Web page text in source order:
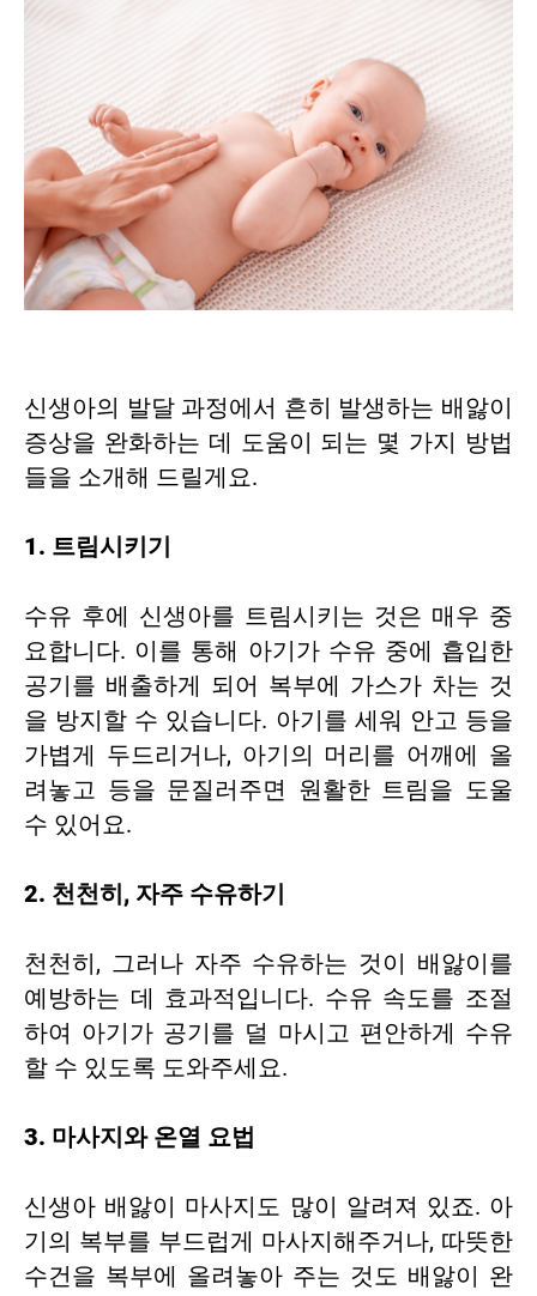
신생아의 발달 과정에서 흔히 발생하는 배앓이
증상을 완화하는 데 도움이 되는 몇 가지 방법
들을 소개해 드릴게요.
1. 트림시키기
수유 후에 신생아를 트림시키는 것은 매우 중
요합니다. 이를 통해 아기가 수유 중에 흡입한
공기를 배출하게 되어 복부에 가스가 차는 것
을 방지할 수 있습니다. 아기를 세워 안고 등을
가볍게 두드리거나, 아기의 머리를 어깨에 올
려놓고 등을 문질러주면 원활한 트림을 도울
수 있어요.
2. 천천히, 자주 수유하기
천천히, 그러나 자주 수유하는 것이 배앓이를
예방하는 데 효과적입니다. 수유 속도를 조절
하여 아기가 공기를 덜 마시고 편안하게 수유
할 수 있도록 도와주세요.
3. 마사지와 온열 요법
신생아 배앓이 마사지도 많이 알려져 있죠. 아
기의 복부를 부드럽게 마사지해주거나, 따뜻한
수건을 복부에 올려놓아 주는 것도 배앓이 완